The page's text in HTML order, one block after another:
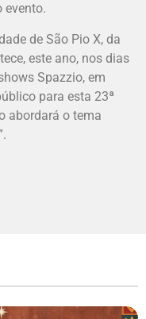
evento.
de São Pio X, da
este ano, nos dias
Spazzio, em
para esta 23ª
abordará o tema